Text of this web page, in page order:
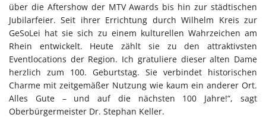
über die Aftershow der MTV Awards bis hin zur städtischen
Jubilarfeier. Seit ihrer Errichtung durch Wilhelm Kreis zur
GeSoLei hat sie sich zu einem kulturellen Wahrzeichen am
Rhein entwickelt. Heute zählt sie zu den attraktivsten
Eventlocations der Region. Ich gratuliere dieser alten Dame
herzlich zum 100. Geburtstag. Sie verbindet historischen
Charme mit zeitgemäßer Nutzung wie kaum ein anderer Ort.
Alles Gute – und auf die nächsten 100 Jahre!“, sagt
Oberbürgermeister Dr. Stephan Keller.